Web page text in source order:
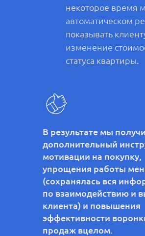
В результате мы
дополнительный
мотивации на покупку,
упрощения работы
(сохранялась вся
по взаимодействию и
клиента) и повышения
эффективности
продаж вцелом.
некоторое время
автоматическом
показывать
изменение
статуса квартиры.